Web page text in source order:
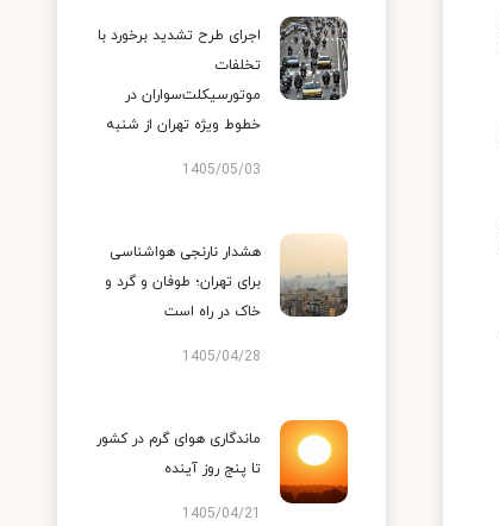
اجرای طرح تشدید برخورد با
تخلفات
موتورسیکلت‌سواران در
خطوط ویژه تهران از شنبه
1405/05/03
هشدار نارنجی هواشناسی
برای تهران؛ طوفان و گرد و
خاک در راه است
1405/04/28
ماندگاری هوای گرم در کشور
تا پنج روز آینده
1405/04/21